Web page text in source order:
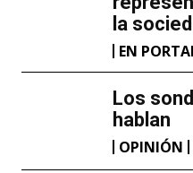
la
EN
Los
hablan
OPINIÓN